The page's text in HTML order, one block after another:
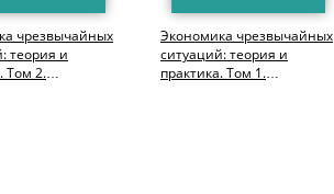
чрезвычайных
теория и
Том 2.
Экономика чрезвычайных
ситуаций: теория и
практика. Том 1.